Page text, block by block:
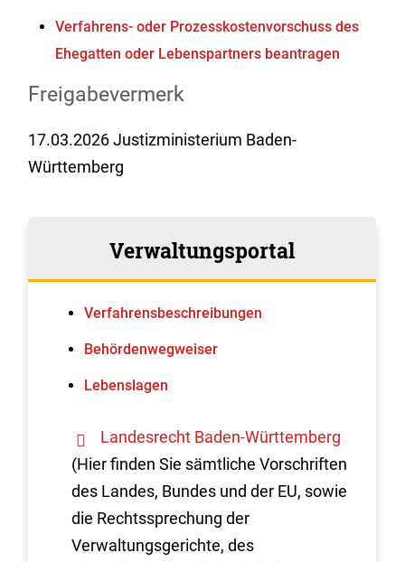
Verfahrens- oder Prozesskostenvorschuss des
Ehegatten oder Lebenspartners beantragen
Freigabevermerk
17.03.2026 Justizministerium Baden-
Württemberg
Verwaltungsportal
Verfahrens­beschreibungen
Behördenwegweiser
Lebenslagen
Landesrecht Baden-Württemberg
(Hier finden Sie sämtliche Vorschriften
des Landes, Bundes und der EU, sowie
die Rechtssprechung der
Verwaltungsgerichte, des